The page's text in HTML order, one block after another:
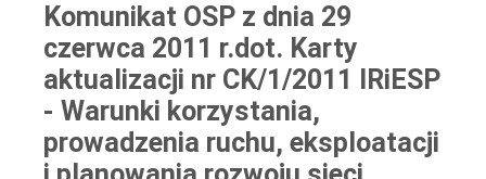
Komunikat OSP z dnia 29
czerwca 2011 r.dot. Karty
aktualizacji nr CK/1/2011 IRiESP
- Warunki korzystania,
prowadzenia ruchu, eksploatacji